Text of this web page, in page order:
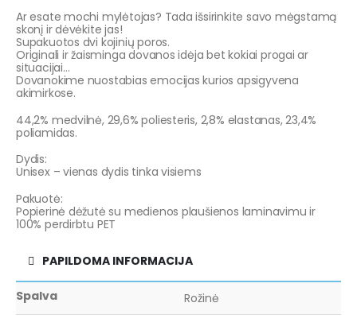
Ar esate mochi mylėtojas? Tada išsirinkite savo mėgstamą
skonį ir dėvėkite jas!
Supakuotos dvi kojinių poros.
Originali ir žaisminga dovanos idėja bet kokiai progai ar
situacijai…
Dovanokime nuostabias emocijas kurios apsigyvena
akimirkose.
44,2% medvilnė, 29,6% poliesteris, 2,8% elastanas, 23,4%
poliamidas.
Dydis:
Unisex – vienas dydis tinka visiems
Pakuotė:
Popierinė dėžutė su medienos plaušienos laminavimu ir
100% perdirbtu PET
PAPILDOMA INFORMACIJA
Spalva Rožinė